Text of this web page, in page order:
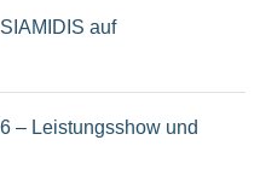
auf
– Leistungsshow und